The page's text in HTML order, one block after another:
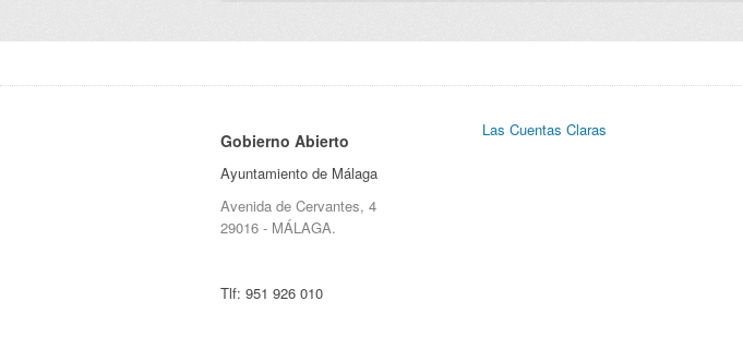
Gobierno Abierto
Ayuntamiento de Málaga
Avenida de Cervantes, 4
29016 - MÁLAGA.
Tlf: 951 926 010
Las Cuentas Claras